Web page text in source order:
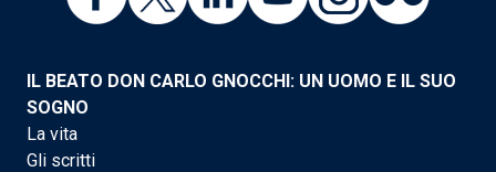
IL BEATO DON CARLO GNOCCHI: UN UOMO E IL SUO
SOGNO
La vita
Gli scritti